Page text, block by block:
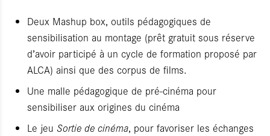
Deux Mashup box, outils pédagogiques de
sensibilisation au montage (prêt gratuit sous réserve
d’avoir participé à un cycle de formation proposé par
ALCA) ainsi que des corpus de films.
Une malle pédagogique de pré-cinéma pour
sensibiliser aux origines du cinéma
Le jeu Sortie de cinéma, pour favoriser les échanges